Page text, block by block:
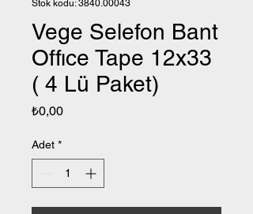
Stok kodu: 3840.00043
Vege Selefon Bant
Offıce Tape 12x33
( 4 Lü Paket)
₺0,00Fiyat
Adet *